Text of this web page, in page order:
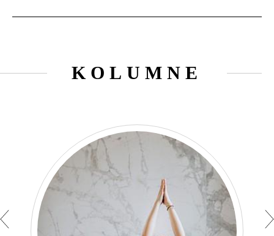
KOLUMNE